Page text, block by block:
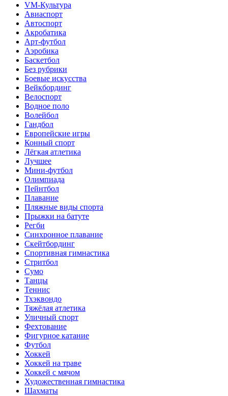
VM-Культура
Авиаспорт
Автоспорт
Акробатика
Арт-футбол
Аэробика
Баскетбол
Без рубрики
Боевые искусства
Вейкбординг
Велоспорт
Водное поло
Волейбол
Гандбол
Европейские игры
Конный спорт
Лёгкая атлетика
Лучшее
Мини-футбол
Олимпиада
Пейнтбол
Плавание
Пляжные виды спорта
Прыжки на батуте
Регби
Синхронное плавание
Скейтбординг
Спортивная гимнастика
Стритбол
Сумо
Танцы
Теннис
Тхэквондо
Тяжёлая атлетика
Уличный спорт
Фехтование
Фигурное катание
Футбол
Хоккей
Хоккей на траве
Хоккей с мячом
Художественная гимнастика
Шахматы